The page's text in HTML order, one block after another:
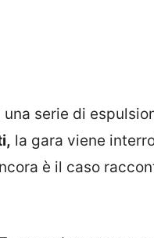
serie di
la gara viene
è il caso